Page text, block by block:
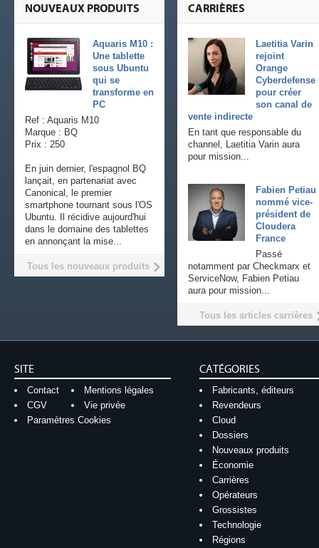
CARRIÈRES
Laetitia Varin
rejoint
Orange
Cyberdefense
pour créer
son canal de
vente indirecte
En tant que responsable du
channel, Laetitia Varin aura
pour mission...
Fabien Petiau
nommé vice-
président de
Cloudera
France
Passé
notamment par Checkmarx et
ServiceNow, Fabien Petiau
aura pour mission...
Tous les articles carrières
NOUVEAUX PRODUITS
Aquaris M10 :
Une tablette
sous Ubuntu
qui se
transforme en
PC
Ref : Aquaris M10
Marque : BQ
Prix : 250
En juin dernier, l'espagnol BQ
lançait, en partenariat avec
Canonical, le premier
smartphone tournant sous l'OS
Ubuntu. Il récidive aujourd'hui
dans le domaine des tablettes
en annonçant la mise...
Tous les nouveaux produits
SITE
Contact
Mentions légales
CGV
Vie privée
Paramètres Cookies
CATÉGORIES
Fabricants, éditeurs
Revendeurs
Cloud
Dossiers
Nouveaux produits
Économie
Carrières
Opérateurs
Grossistes
Technologie
Régions